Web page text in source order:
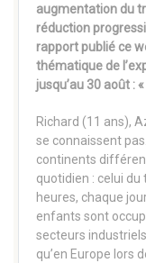
augmentation du
réduction
rapport publié ce
thématique de
jusqu’au 30 août :
Richard (11 ans),
se connaissent
continents
quotidien : celui
heures, chaque
enfants sont
secteurs
qu’en Europe lors